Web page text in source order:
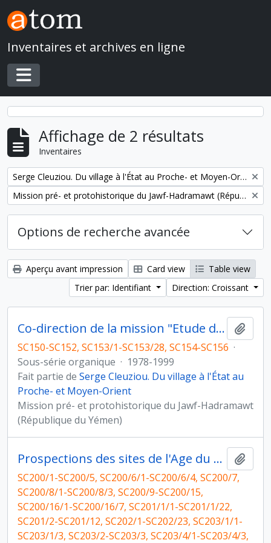
Skip to main content
Inventaires et archives en ligne
Toggle navigation
Affichage de 2 résultats
Inventaires
Remove filter:
Serge Cleuziou. Du village à l'État au Proche- et Moyen-Orient
Remove filter:
Mission pré- et protohistorique du Jawf-Hadramawt (République du Yémen)
Options de recherche avancée
Aperçu avant impression Card view
Table view
Trier par: Identifiant
Direction: Croissant
Co-direction de la mission "Etude du peuplement pré- et protohistorique du Yémen"
SC150-SC152, SC153/1-SC153/28, SC154-SC156 ·
Sous-série organique · 1978-1999
Fait partie de Serge Cleuziou. Du village à l'État au
Proche- et Moyen-Orient
Mission pré- et protohistorique du Jawf-Hadramawt
(République du Yémen)
Prospections des sites de l'Age du Bronze au Yémen
SC200/1-SC200/5, SC200/6/1-SC200/6/4, SC200/7,
SC200/8/1-SC200/8/3, SC200/9-SC200/15,
SC200/16/1-SC200/16/7, SC201/1/1-SC201/1/22,
SC201/2-SC201/12, SC202/1-SC202/23, SC203/1/1-
SC203/1/3, SC203/2-SC203/3, SC203/4/1-SC203/4/3,